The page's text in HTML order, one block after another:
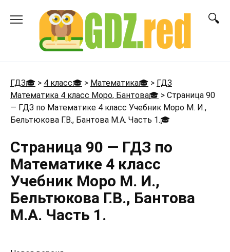
ГДЗ🎓 > 4 класс🎓 > Математика🎓 > ГДЗ
Математика 4 класс Моро, Бантова🎓 > Страница 90
— ГДЗ по Математике 4 класс Учебник Моро М. И.,
Бельтюкова Г.В., Бантова М.А. Часть 1.🎓
Страница 90 — ГДЗ по
Математике 4 класс
Учебник Моро М. И.,
Бельтюкова Г.В., Бантова
М.А. Часть 1.